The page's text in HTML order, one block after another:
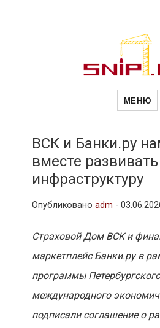
МЕНЮ
ВСК и Банки.ру
вместе
инфраструктуру
Опубликовано adm -
Страховой Дом ВСК и
маркетплейс Банки.ру в
программы Петербургского
международного
подписали соглашение о